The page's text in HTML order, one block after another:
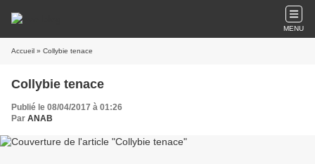
MENU
Accueil » Collybie tenace
Collybie tenace
Publié le 08/04/2017 à 01:26
Par ANAB